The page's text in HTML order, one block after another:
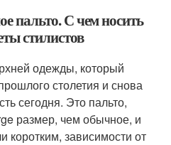
пальто. С чем носить
стилистов
одежды, который
столетия и снова
сегодня. Это пальто,
размер, чем обычное, и
зависимости от